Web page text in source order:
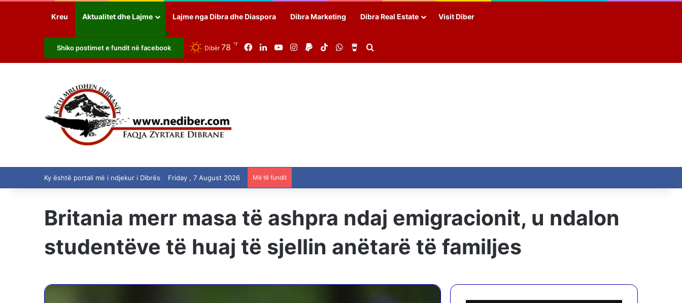
Kreu Aktualitet dhe Lajme Lajme nga Dibra dhe Diaspora Dibra Marketing Dibra Real Estate Visit Diber
Shiko postimet e fundit në facebook Dibër 78 ℉ FacebookLinkedInYouTubeInstagram
PaypalTikTokWhatsAppBuy Me a Coffee
Ky është portali më i ndjekur i Dibrës Friday , 7 August 2026 Më të fundit
Britania merr masa të ashpra ndaj emigracionit, u ndalon
studentëve të huaj të sjellin anëtarë të familjes